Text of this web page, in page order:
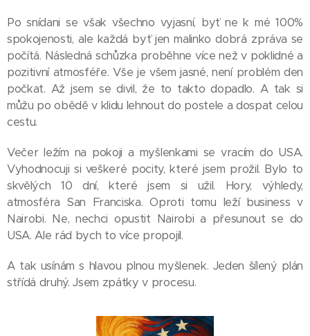
Po snídani se však všechno vyjasní, byť ne k mé 100%
spokojenosti, ale každá byť jen malinko dobrá zpráva se
počítá. Následná schůzka proběhne více než v poklidné a
pozitivní atmosféře. Vše je všem jasné, není problém den
počkat. Až jsem se divil, že to takto dopadlo. A tak si
můžu po obědě v klidu lehnout do postele a dospat celou
cestu.
Večer ležím na pokoji a myšlenkami se vracím do USA.
Vyhodnocuji si veškeré pocity, které jsem prožil. Bylo to
skvělých 10 dní, které jsem si užil. Hory, výhledy,
atmosféra San Franciska. Oproti tomu leží business v
Nairobi. Ne, nechci opustit Nairobi a přesunout se do
USA. Ale rád bych to více propojil.
A tak usínám s hlavou plnou myšlenek. Jeden šílený plán
střídá druhý. Jsem zpátky v procesu.